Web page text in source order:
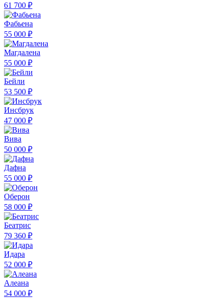
61 700 ₽
Фабьена
55 000 ₽
Магдалена
55 000 ₽
Бейли
53 500 ₽
Инсбрук
47 000 ₽
Вива
50 000 ₽
Дафна
55 000 ₽
Оберон
58 000 ₽
Беатрис
79 360 ₽
Идара
52 000 ₽
Алеана
54 000 ₽